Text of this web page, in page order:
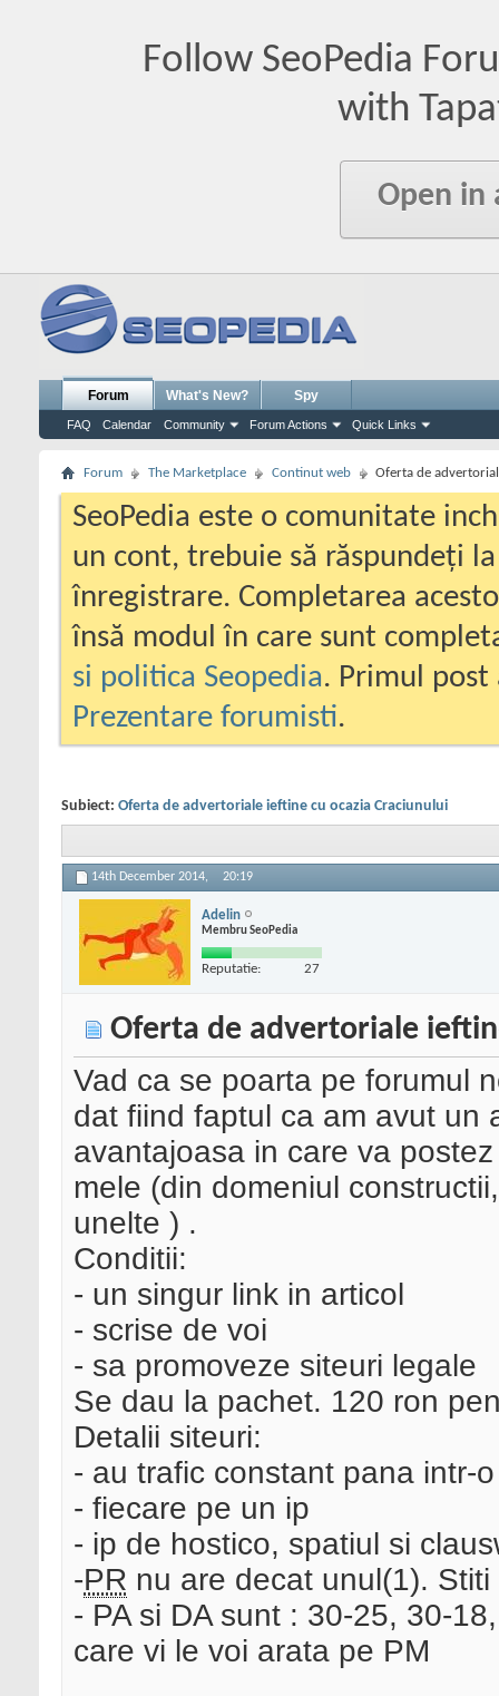
Follow SeoPedia
with
Open in
Forum
FAQ Calendar Community Forum Actions Quick Links
What's New? Spy
Forum The Marketplace Continut web Oferta de
SeoPedia este o comunitate
un cont, trebuie să răspundeți
înregistrare. Completarea
însă modul în care sunt
si politica Seopedia. Primul
Prezentare forumisti.
Subiect: Oferta de advertoriale ieftine cu ocazia Craciunului
14th December 2014, 20:19
Adelin
Membru SeoPedia
Reputatie: 27
Oferta de advertoriale
Vad ca se poarta pe forumul
dat fiind faptul ca am avut un
avantajoasa in care va
mele (din domeniul
unelte ) .
Conditii:
- un singur link in articol
- scrise de voi
- sa promoveze siteuri legale
Se dau la pachet. 120 ron
Detalii siteuri:
- au trafic constant pana intr-
- fiecare pe un ip
- ip de hostico, spatiul si
-PR nu are decat unul(1).
- PA si DA sunt : 30-25, 30-
care vi le voi arata pe PM